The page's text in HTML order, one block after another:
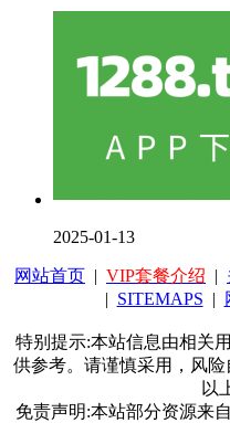
2025-01-13
网站首页 | VIP套餐介绍 |
| SITEMAPS |
特别提示:本站信息由相关
供参考。请谨慎采用，风
以
免责声明:本站部分资源来